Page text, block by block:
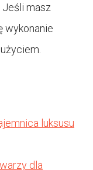
Jeśli masz
wykonanie
luksusu
dla